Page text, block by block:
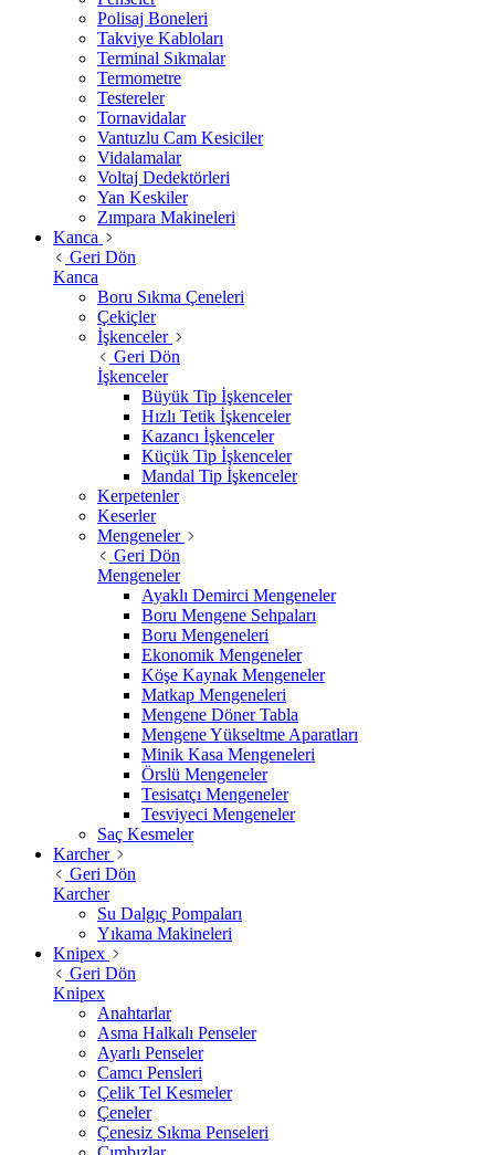
Polisaj Boneleri
Takviye Kabloları
Terminal Sıkmalar
Termometre
Testereler
Tornavidalar
Vantuzlu Cam Kesiciler
Vidalamalar
Voltaj Dedektörleri
Yan Keskiler
Zımpara Makineleri
Kanca
Geri Dön
Kanca
Boru Sıkma Çeneleri
Çekiçler
İşkenceler
Geri Dön
İşkenceler
Büyük Tip İşkenceler
Hızlı Tetik İşkenceler
Kazancı İşkenceler
Küçük Tip İşkenceler
Mandal Tip İşkenceler
Kerpetenler
Keserler
Mengeneler
Geri Dön
Mengeneler
Ayaklı Demirci Mengeneler
Boru Mengene Sehpaları
Boru Mengeneleri
Ekonomik Mengeneler
Köşe Kaynak Mengeneler
Matkap Mengeneleri
Mengene Döner Tabla
Mengene Yükseltme Aparatları
Minik Kasa Mengeneleri
Örslü Mengeneler
Tesisatçı Mengeneler
Tesviyeci Mengeneler
Saç Kesmeler
Karcher
Geri Dön
Karcher
Su Dalgıç Pompaları
Yıkama Makineleri
Knipex
Geri Dön
Knipex
Anahtarlar
Asma Halkalı Penseler
Ayarlı Penseler
Camcı Pensleri
Çelik Tel Kesmeler
Çeneler
Çenesiz Sıkma Penseleri